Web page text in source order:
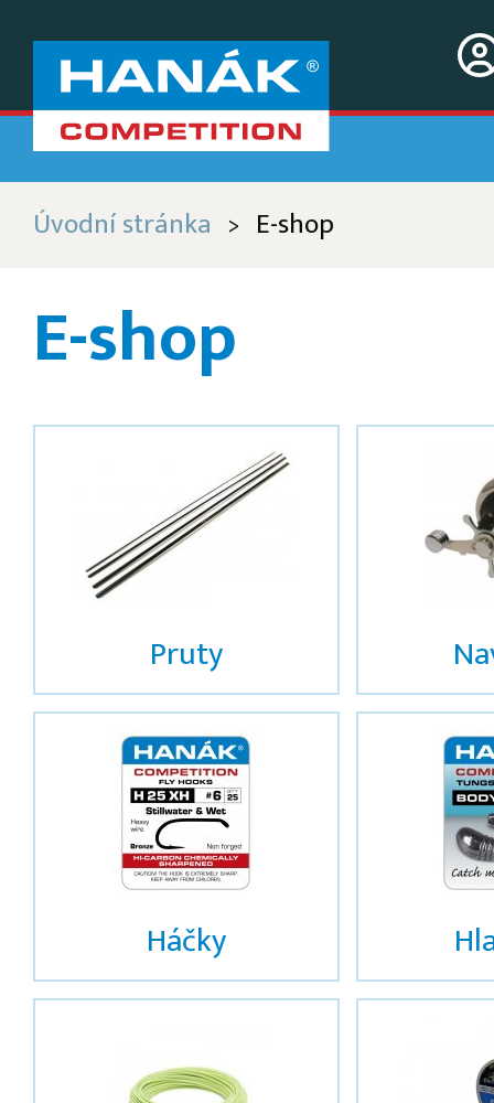
Úvodní stránka > E-shop
E-shop
Pruty
Háčky